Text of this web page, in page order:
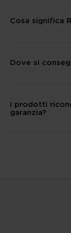
Cosa significa
Dove si
I prodotti
garanzia?